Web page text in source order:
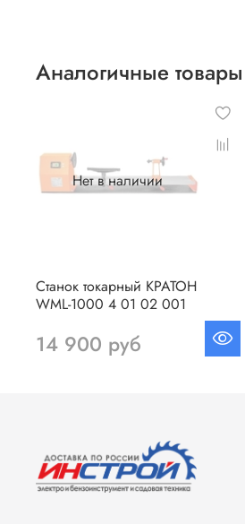
Аналогичные товары
Нет в наличии
Станок токарный КРАТОН
WML-1000 4 01 02 001
14 900 руб